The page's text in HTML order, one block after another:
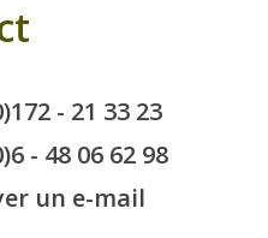
- 21 33 23
- 48 06 62 98
un e-mail